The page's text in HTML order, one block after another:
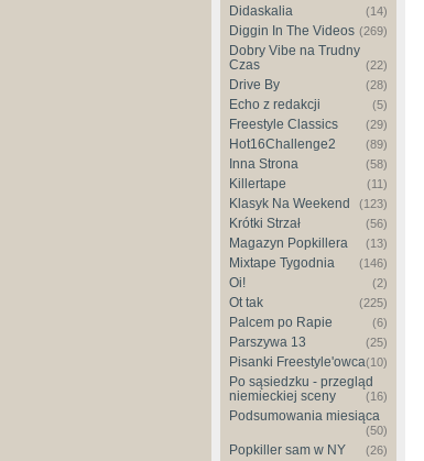
Didaskalia (14)
Diggin In The Videos (269)
Dobry Vibe na Trudny
Czas
(22)
Drive By (28)
Echo z redakcji (5)
Freestyle Classics (29)
Hot16Challenge2 (89)
Inna Strona (58)
Killertape (11)
Klasyk Na Weekend (123)
Krótki Strzał (56)
Magazyn Popkillera (13)
Mixtape Tygodnia (146)
Oi! (2)
Ot tak (225)
Palcem po Rapie (6)
Parszywa 13 (25)
Pisanki Freestyle'owca(10)
Po sąsiedzku - przegląd
niemieckiej sceny
(16)
Podsumowania miesiąca
(50)
Popkiller sam w NY (26)